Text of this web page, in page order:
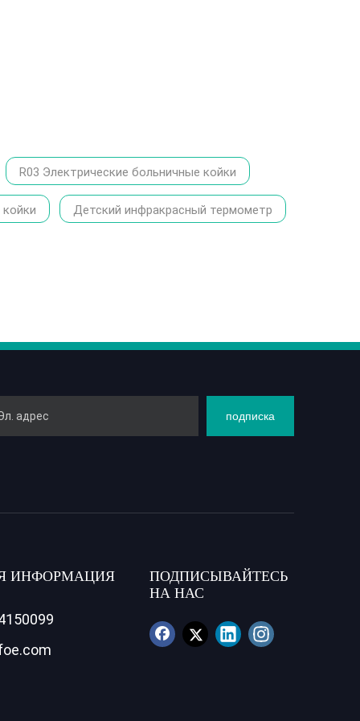
R03 Электрические больничные койки
Детский инфракрасный термометр
подписка
ИНФОРМАЦИЯ
ПОДПИСЫВАЙТЕСЬ
НА НАС